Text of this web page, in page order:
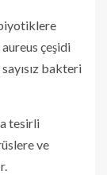
çeşidi
bakteri
tesirli
ve